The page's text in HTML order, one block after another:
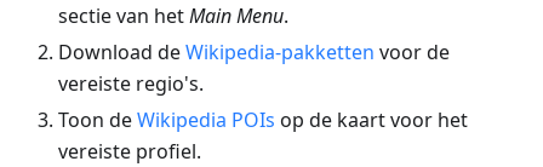
sectie van hetMain Menu.
Download deWikipedia-pakketten voor de
vereiste regio's.
Toon deWikipedia POIs op de kaart voor het
vereiste profiel.